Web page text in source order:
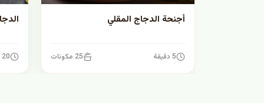
أجنحة الدجاج المقلي
5 دقيقة 25 مكونات 20 دقيقة